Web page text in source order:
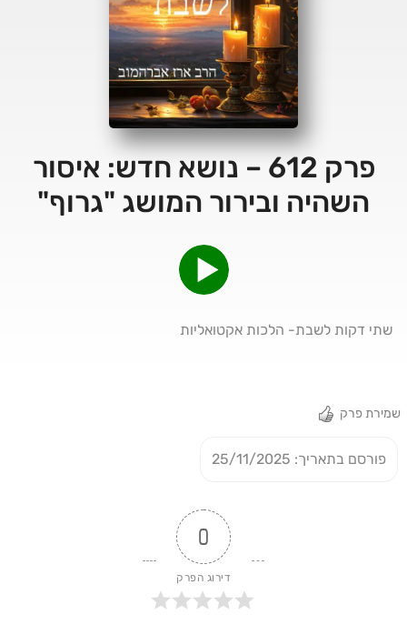
פרק 612 – נושא חדש: איסור
השהיה ובירור המושג "גרוף"
שתי דקות לשבת- הלכות אקטואליות
שמירת פרק
פורסם בתאריך: 25/11/2025
0
דירוג הפרק